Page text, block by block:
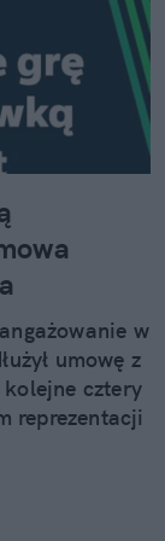
w
umowę z
cztery
reprezentacji